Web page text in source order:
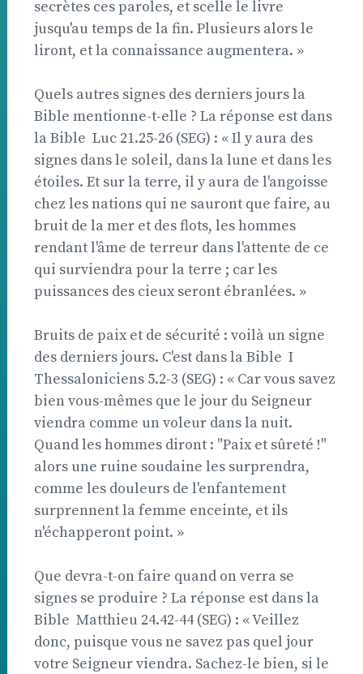
secrètes ces paroles, et scelle le livre
jusqu'au temps de la fin. Plusieurs alors le
liront, et la connaissance augmentera. »
Quels autres signes des derniers jours la
Bible mentionne-t-elle ? La réponse est dans
la Bible  Luc 21.25-26 (SEG) : « Il y aura des
signes dans le soleil, dans la lune et dans les
étoiles. Et sur la terre, il y aura de l'angoisse
chez les nations qui ne sauront que faire, au
bruit de la mer et des flots, les hommes
rendant l'âme de terreur dans l'attente de ce
qui surviendra pour la terre ; car les
puissances des cieux seront ébranlées. »
Bruits de paix et de sécurité : voilà un signe
des derniers jours. C'est dans la Bible  I
Thessaloniciens 5.2-3 (SEG) : « Car vous savez
bien vous-mêmes que le jour du Seigneur
viendra comme un voleur dans la nuit.
Quand les hommes diront : "Paix et sûreté !"
alors une ruine soudaine les surprendra,
comme les douleurs de l'enfantement
surprennent la femme enceinte, et ils
n'échapperont point. »
Que devra-t-on faire quand on verra se
signes se produire ? La réponse est dans la
Bible  Matthieu 24.42-44 (SEG) : « Veillez
donc, puisque vous ne savez pas quel jour
votre Seigneur viendra. Sachez-le bien, si le